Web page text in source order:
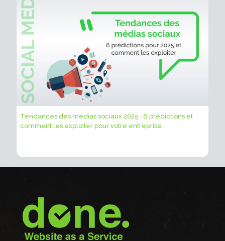
Tendances des médias sociaux 2025 : 6 prédictions et
comment les exploiter pour votre entreprise